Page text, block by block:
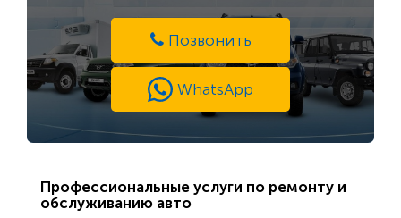
Позвонить
WhatsApp
Профессиональные услуги по ремонту и
обслуживанию авто